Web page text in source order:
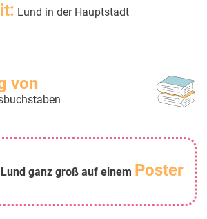
Lund in der Hauptstadt
von
Lund ganz groß auf einem Poster